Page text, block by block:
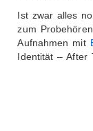
Ist zwar alles
zum
Aufnahmen mit
Identität – After